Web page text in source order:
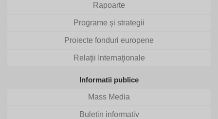
Rapoarte
Programe şi strategii
Proiecte fonduri europene
Relaţii Internaţionale
Informatii publice
Mass Media
Buletin informativ